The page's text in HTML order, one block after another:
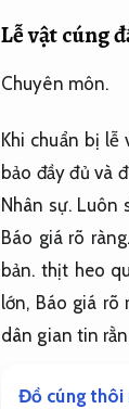
Lễ vật cúng
Chuyên môn.
Khi chuẩn bị lễ
bảo đầy đủ và
Nhân sự. Luôn
Báo giá rõ ràng.
bản. thịt heo
lớn, Báo giá rõ
dân gian tin
Đồ cúng thôi